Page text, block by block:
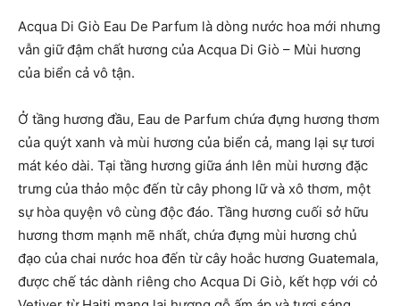
Acqua Di Giò Eau De Parfum là dòng nước hoa mới nhưng
vẫn giữ đậm chất hương của Acqua Di Giò – Mùi hương
của biển cả vô tận.
Ở tầng hương đầu, Eau de Parfum chứa đựng hương thơm
của quýt xanh và mùi hương của biển cả, mang lại sự tươi
mát kéo dài. Tại tầng hương giữa ánh lên mùi hương đặc
trưng của thảo mộc đến từ cây phong lữ và xô thơm, một
sự hòa quyện vô cùng độc đáo. Tầng hương cuối sở hữu
hương thơm mạnh mẽ nhất, chứa đựng mùi hương chủ
đạo của chai nước hoa đến từ cây hoắc hương Guatemala,
được chế tác dành riêng cho Acqua Di Giò, kết hợp với cỏ